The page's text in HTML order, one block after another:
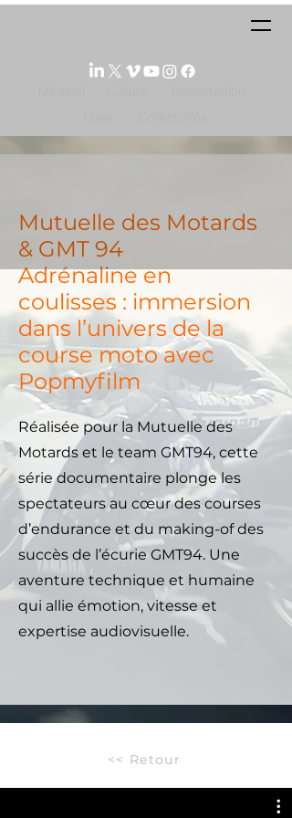
Mutuelle des Motards
& GMT 94
Adrénaline en
coulisses : immersion
dans l’univers de la
course moto avec
Popmyfilm
Réalisée pour la Mutuelle des
Motards et le team GMT94, cette
série documentaire plonge les
spectateurs au cœur des courses
d’endurance et du making-of des
succès de l’écurie GMT94. Une
aventure technique et humaine
qui allie émotion, vitesse et
expertise audiovisuelle.
<< Retour